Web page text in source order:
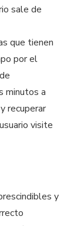
sale de
que tienen
por el
minutos a
recuperar
visite
y